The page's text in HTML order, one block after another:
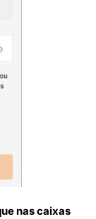
nas caixas